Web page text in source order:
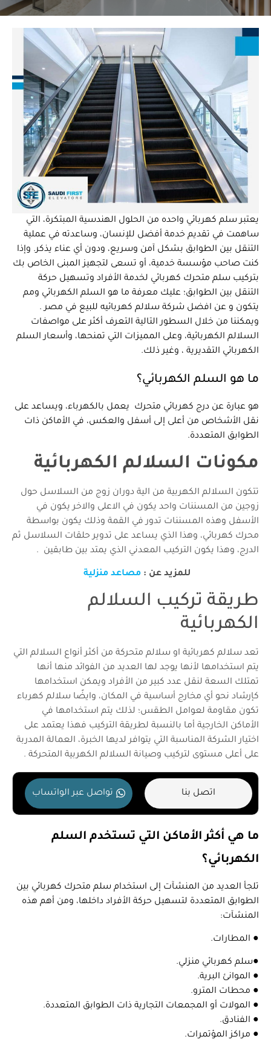
يعتبر سلم كهربائي واحده من الحلول الهندسية المبتكرة، التي
ساهمت في تقديم خدمة أفضل للإنسان، وساعدته في عملية
التنقل بين الطوابق بشكل آمن وسريع، ودون أي عناء يذكر. وإذا
كنت صاحب مؤسسة خدمية، أو تسعى لتجهيز المبنى الخاص بك
بتركيب سلم متحرك كهربائي لخدمة الأفراد وتسهيل حركة
التنقل بين الطوابق؛ عليك معرفة ما هو السلم الكهربائي ومم
يتكون و عن افضل شركة سلالم كهربائيه للبيع في مصر.
ويمكننا من خلال السطور التالية التعرف أكثر على مواصفات
السلالم الكهربائية، وعلى المميزات التي تمنحها، وأسعار السلم
الكهربائي التقديرية ، وغير ذلك.
ما هو السلم الكهربائي؟
هو عبارة عن درج كهربائي متحرك يعمل بالكهرباء، ويساعد على
نقل الأشخاص من أعلى إلى أسفل والعكس، في الأماكن ذات
الطوابق المتعددة.
مكونات السلالم الكهربائية
تتكون السلالم الكهربية من الية دوران زوج من السلاسل حول
زوجين من المسننات واحد يكون في الاعلى والاخر يكون في
الأسفل وهذه المسننات تدور في القمة وذلك يكون بواسطة
محرك كهربائي، وهذا الذي يساعد على تدوير حلقات السلاسل ثم
الدرج، وهذا يكون التركيب المعدني الذي يمتد بين طابقين .
للمزيد عن :مصاعد منزلية
طريقة تركيب السلالم
الكهربائية
تعد سلالم كهربائية او سلالم متحركة من أكثر أنواع السلالم التي
يتم استخدامها لأنها يوجد لها العديد من الفوائد منها أنها
تمتلك السعة لنقل عدد كبير من الأفراد ويمكن استخدامها
كإرشاد نحو أي مخارج أساسية في المكان، وايضًا سلالم كهرباء
تكون مقاومة لعوامل الطقس؛ لذلك يتم استخدامها في
الأماكن الخارجية أما بالنسبة لطريقة التركيب فهذا يعتمد على
اختيار الشركة المناسبة التي يتوافر لديها الخبرة، العمالة المدربة
على أعلى مستوى لتركيب وصيانة السلالم الكهربية المتحركة .
اتصل بنا تواصل عبر الواتساب
ما هي أكثر الأماكن التي تستخدم السلم
الكهربائي؟
تلجأ العديد من المنشآت إلى استخدام سلم متحرك كهربائي بين
الطوابق المتعددة لتسهيل حركة الأفراد داخلها، ومن أهم هذه
المنشآت:
● المطارات.
●سلم كهربائي منزلي.
● الموانئ البرية.
● محطات المترو.
● المولات أو المجمعات التجارية ذات الطوابق المتعددة.
● الفنادق.
● مراكز المؤتمرات.